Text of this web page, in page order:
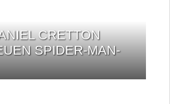
CRETTON
SPIDER-MAN-